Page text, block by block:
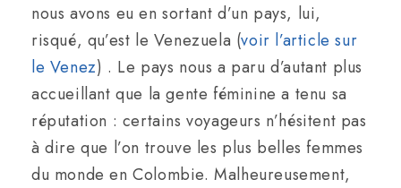
nous avons eu en sortant d’un pays, lui,
risqué, qu’est le Venezuela (voir l’article sur
le Venez) . Le pays nous a paru d’autant plus
accueillant que la gente féminine a tenu sa
réputation : certains voyageurs n’hésitent pas
à dire que l’on trouve les plus belles femmes
du monde en Colombie. Malheureusement,